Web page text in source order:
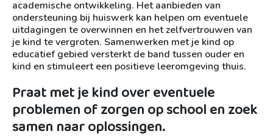
academische ontwikkeling. Het aanbieden van
ondersteuning bij huiswerk kan helpen om eventuele
uitdagingen te overwinnen en het zelfvertrouwen van
je kind te vergroten. Samenwerken met je kind op
educatief gebied versterkt de band tussen ouder en
kind en stimuleert een positieve leeromgeving thuis.
Praat met je kind over eventuele
problemen of zorgen op school en zoek
samen naar oplossingen.